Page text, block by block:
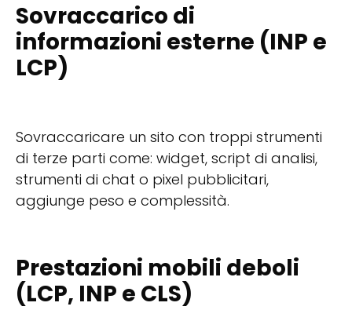
Sovraccarico di
informazioni esterne (INP e
LCP)
Sovraccaricare un sito con troppi strumenti
di terze parti come: widget, script di analisi,
strumenti di chat o pixel pubblicitari,
aggiunge peso e complessità.
Prestazioni mobili deboli
(LCP, INP e CLS)